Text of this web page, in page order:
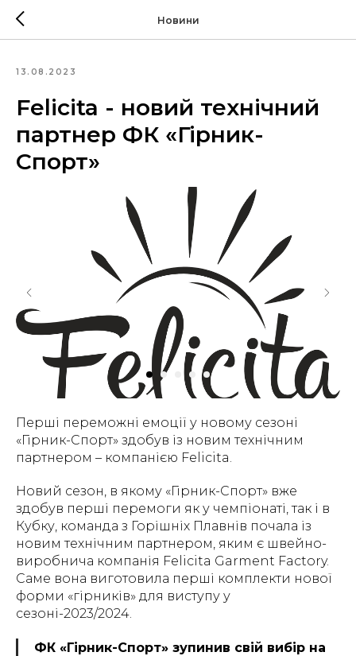
Новини
13.08.2023
Felicita - новий технічний
партнер ФК «Гірник-
Спорт»
Перші переможні емоції у новому сезоні
«Гірник-Спорт» здобув із новим технічним
партнером – компанією Felicita.
Новий сезон, в якому «Гірник-Спорт» вже
здобув перші перемоги як у чемпіонаті, так і в
Кубку, команда з Горішніх Плавнів почала із
новим технічним партнером, яким є швейно-
виробнича компанія Felicita Garment Factory.
Саме вона виготовила перші комплекти нової
форми «гірників» для виступу у
сезоні-2023/2024.
ФК «Гірник-Спорт» зупинив свій вибір на